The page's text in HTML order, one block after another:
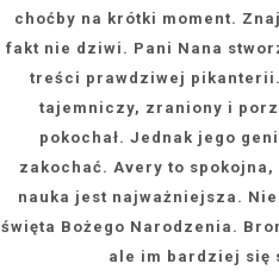
choćby na krótki moment.
fakt nie dziwi. Pani Nana
treści prawdziwej pikanterii.
tajemniczy, zraniony i
pokochał. Jednak jego
zakochać. Avery to
nauka jest najważniejsza.
święta Bożego Narodzenia.
ale im bardziej się